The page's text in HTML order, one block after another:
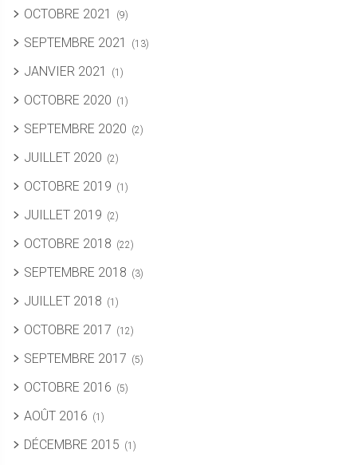
OCTOBRE 2021 (9)
SEPTEMBRE 2021 (13)
JANVIER 2021 (1)
OCTOBRE 2020 (1)
SEPTEMBRE 2020 (2)
JUILLET 2020 (2)
OCTOBRE 2019 (1)
JUILLET 2019 (2)
OCTOBRE 2018 (22)
SEPTEMBRE 2018 (3)
JUILLET 2018 (1)
OCTOBRE 2017 (12)
SEPTEMBRE 2017 (5)
OCTOBRE 2016 (5)
AOÛT 2016 (1)
DÉCEMBRE 2015 (1)